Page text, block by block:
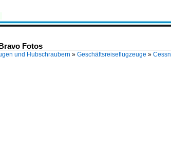
Fotos
und Hubschraubern » Geschäftsreiseflugzeuge »